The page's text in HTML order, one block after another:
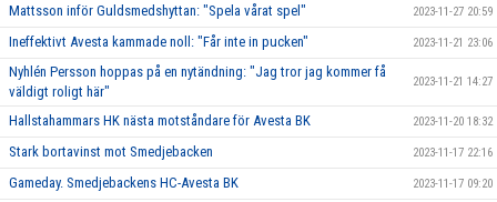
Mattsson inför Guldsmedshyttan: "Spela vårat spel" 2023-11-27 20:59
Ineffektivt Avesta kammade noll: "Får inte in pucken" 2023-11-21 23:06
Nyhlén Persson hoppas på en nytändning: "Jag tror jag kommer få
väldigt roligt här"
2023-11-21 14:27
Hallstahammars HK nästa motståndare för Avesta BK 2023-11-20 18:32
Stark bortavinst mot Smedjebacken 2023-11-17 22:16
Gameday. Smedjebackens HC-Avesta BK 2023-11-17 09:20